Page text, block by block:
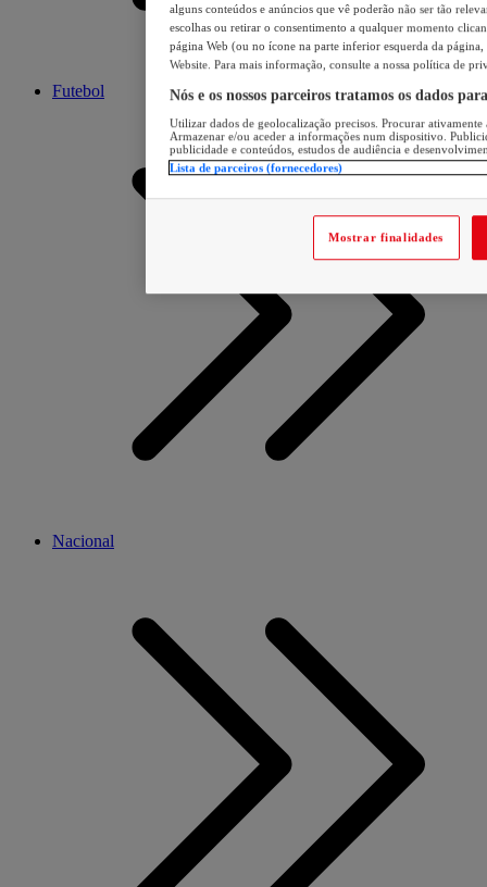
Futebol
Nacional
alguns conteúdos e anúncios que vê poderão não ser tão
escolhas ou retirar o consentimento a qualquer momento
página Web (ou no ícone na parte inferior esquerda da página,
Website. Para mais informação, consulte a nossa política de
Nós e os nossos parceiros tratamos os dados
Utilizar dados de geolocalização precisos. Procurar
Armazenar e/ou aceder a informações num dispositivo.
publicidade e conteúdos, estudos de audiência e
Lista de parceiros (fornecedores)
Mostrar finalidades